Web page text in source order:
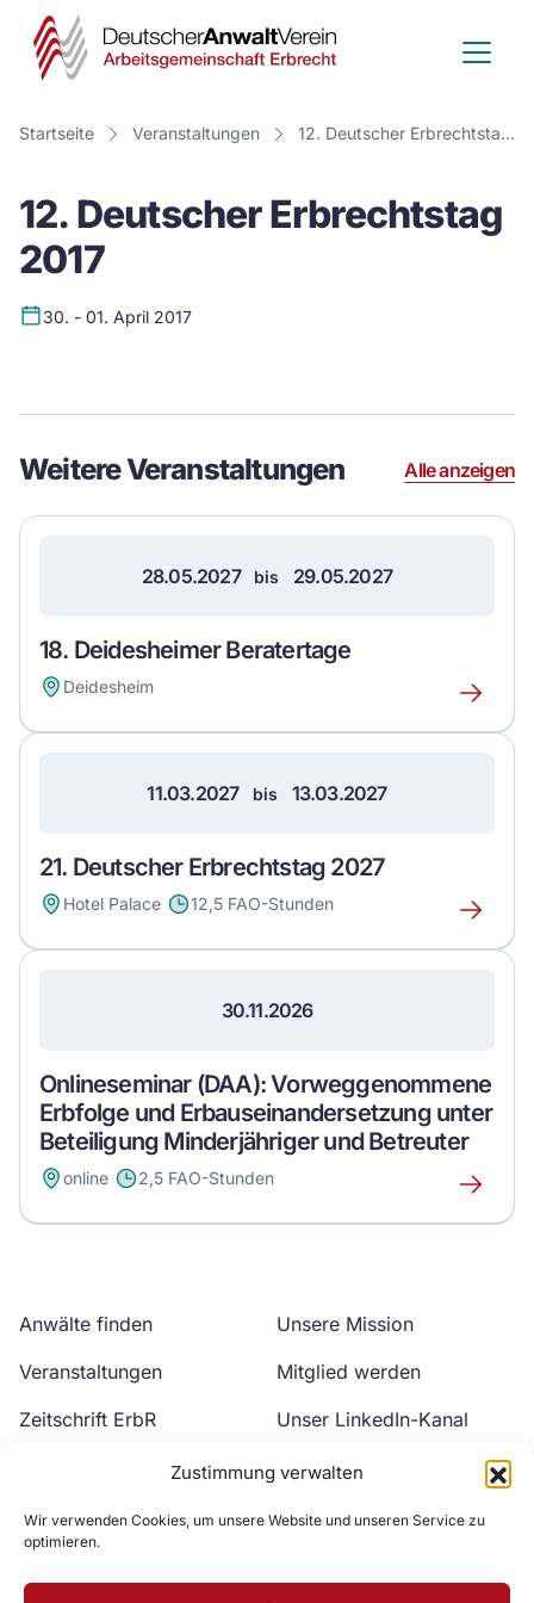
Zustimmung verwalten
Wir verwenden Cookies, um unsere Website und unseren Service zu
optimieren.
Deutscher
Anwalt
Verein
Startseite Veranstaltungen 12. Deutscher Erbrechtstag 2017
12. Deutscher Erbrechtstag
2017
30. - 01. April 2017
Details
Weitere Veranstaltungen Alle anzeigen
28.05.2027 bis 29.05.2027
18. Deidesheimer Beratertage
Deidesheim
Erfahre
mehr
11.03.2027 bis 13.03.2027
21. Deutscher Erbrechtstag 2027
Hotel Palace 12,5 FAO-Stunden
Erfahre
mehr
30.11.2026
Onlineseminar (DAA): Vorweggenommene
Erbfolge und Erbauseinandersetzung unter
Beteiligung Minderjähriger und Betreuter
online 2,5 FAO-Stunden
Erfahre
mehr
Anwälte finden
Veranstaltungen
Zeitschrift ErbR
Unsere Mission
Mitglied werden
Unser LinkedIn-Kanal
Unser YouTube-Kanal